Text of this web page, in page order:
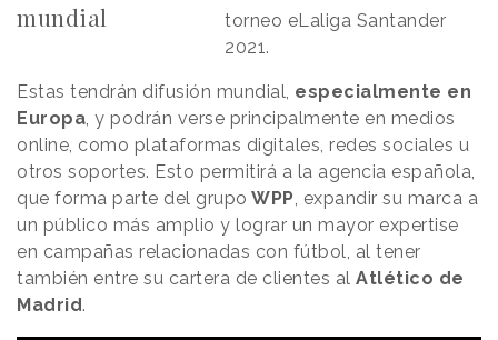
mundial
torneo eLaliga Santander
2021.
Estas tendrán difusión mundial, especialmente en
Europa, y podrán verse principalmente en medios
online, como plataformas digitales, redes sociales u
otros soportes. Esto permitirá a la agencia española,
que forma parte del grupo WPP, expandir su marca a
un público más amplio y lograr un mayor expertise
en campañas relacionadas con fútbol, al tener
también entre su cartera de clientes al Atlético de
Madrid.